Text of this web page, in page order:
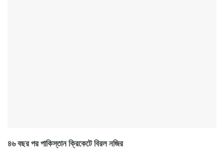
৪৬ বছর পর পাকিস্তান ক্রিকেটে বিরল নজির